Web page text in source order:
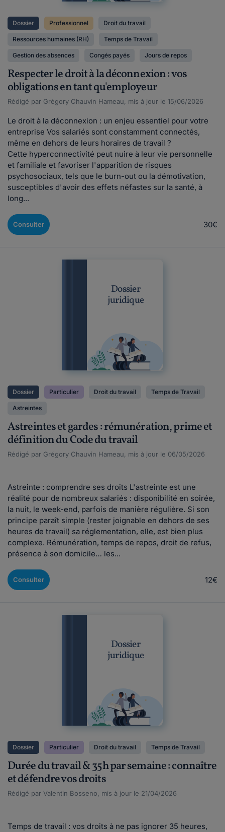
Dossier Professionnel Droit du travail
Ressources humaines (RH) Temps de Travail
Gestion des absences Congés payés Jours de repos
Respecter le droit à la déconnexion : vos
obligations en tant qu'employeur
Rédigé par Grégory Chauvin Hameau, mis à jour le 15/06/2026
Le droit à la déconnexion : un enjeu essentiel pour votre
entreprise Vos salariés sont constamment connectés,
même en dehors de leurs horaires de travail ?
Cette hyperconnectivité peut nuire à leur vie personnelle
et familiale et favoriser l'apparition de risques
psychosociaux, tels que le burn-out ou la démotivation,
susceptibles d'avoir des effets néfastes sur la santé, à
long...
Consulter 30€
Dossier
juridique
Dossier Particulier Droit du travail Temps de Travail
Astreintes
Astreintes et gardes : rémunération, prime et
définition du Code du travail
Rédigé par Grégory Chauvin Hameau, mis à jour le 06/05/2026
Astreinte : comprendre ses droits L'astreinte est une
réalité pour de nombreux salariés : disponibilité en soirée,
la nuit, le week-end, parfois de manière régulière. Si son
principe paraît simple (rester joignable en dehors de ses
heures de travail) sa réglementation, elle, est bien plus
complexe. Rémunération, temps de repos, droit de refus,
présence à son domicile… les...
Consulter 12€
Dossier
juridique
Dossier Particulier Droit du travail Temps de Travail
Durée du travail & 35h par semaine : connaître
et défendre vos droits
Rédigé par Valentin Bosseno, mis à jour le 21/04/2026
Temps de travail : vos droits à ne pas ignorer 35 heures,